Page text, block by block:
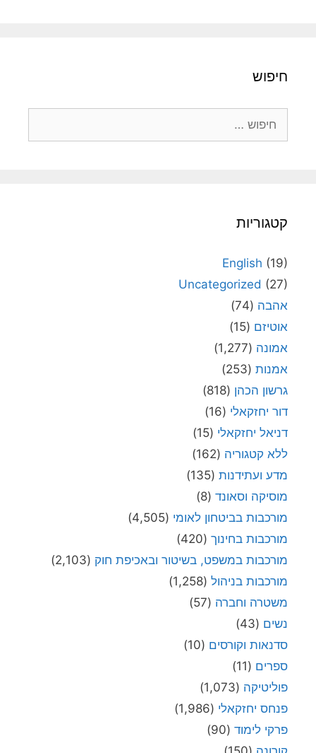
חיפוש
קטגוריות
English (19)
Uncategorized (27)
אהבה (74)
אוטיזם (15)
אמונה (1,277)
אמנות (253)
גרשון הכהן (818)
דור יחזקאלי (16)
דניאל יחזקאלי (15)
ללא קטגוריה (162)
מדע ועתידנות (135)
מוסיקה וסאונד (8)
מורכבות בביטחון לאומי (4,505)
מורכבות בחינוך (420)
מורכבות במשפט, בשיטור ובאכיפת חוק (2,103)
מורכבות בניהול (1,258)
משטרה וחברה (57)
נשים (43)
סדנאות וקורסים (10)
ספרים (11)
פוליטיקה (1,073)
פנחס יחזקאלי (1,986)
פרקי לימוד (90)